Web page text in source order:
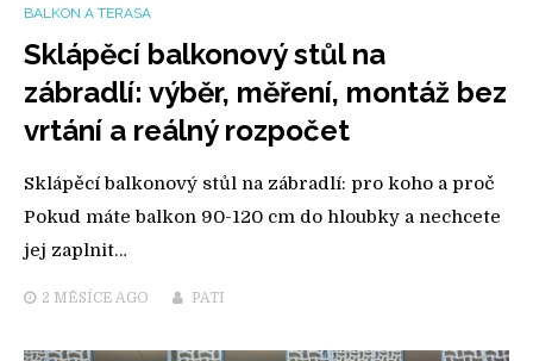
BALKON A TERASA
Sklápěcí balkonový stůl na
zábradlí: výběr, měření, montáž bez
vrtání a reálný rozpočet
Sklápěcí balkonový stůl na zábradlí: pro koho a proč
Pokud máte balkon 90-120 cm do hloubky a nechcete
jej zaplnit…
2 MĚSÍCE AGO PATI